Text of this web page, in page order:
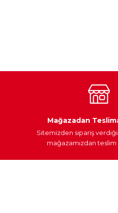
Yedek Parça
Mağazadan
Sitemizden sipariş
mağazamızdan teslim